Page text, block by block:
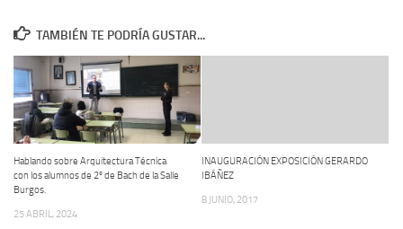
TAMBIÉN TE PODRÍA GUSTAR...
Hablando sobre Arquitectura Técnica
con los alumnos de 2º de Bach de la Salle
Burgos.
25 ABRIL, 2024
INAUGURACIÓN EXPOSICIÓN GERARDO
IBÁÑEZ
8 JUNIO, 2017